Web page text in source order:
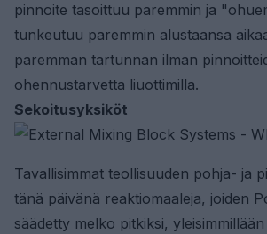
pinnoite tasoittuu paremmin ja
tunkeutuu paremmin alustaansa
paremman tartunnan ilman
ohennustarvetta liuottimilla.
Sekoitusyksiköt
Tavallisimmat teollisuuden pohja- ja
tänä päivänä reaktiomaaleja, joiden
säädetty melko pitkiksi,